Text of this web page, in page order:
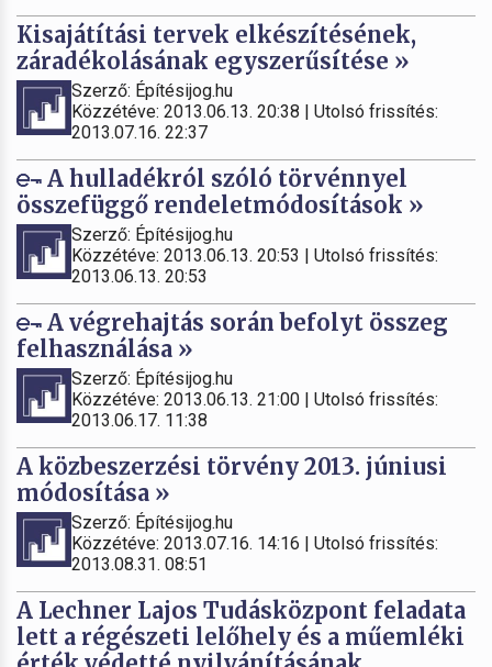
Kisajátítási tervek elkészítésének,
záradékolásának egyszerűsítése »
Szerző: Építésijog.hu
Közzétéve: 2013.06.13. 20:38 | Utolsó frissítés:
2013.07.16. 22:37
A hulladékról szóló törvénnyel
összefüggő rendeletmódosítások »
Szerző: Építésijog.hu
Közzétéve: 2013.06.13. 20:53 | Utolsó frissítés:
2013.06.13. 20:53
A végrehajtás során befolyt összeg
felhasználása »
Szerző: Építésijog.hu
Közzétéve: 2013.06.13. 21:00 | Utolsó frissítés:
2013.06.17. 11:38
A közbeszerzési törvény 2013. júniusi
módosítása »
Szerző: Építésijog.hu
Közzétéve: 2013.07.16. 14:16 | Utolsó frissítés:
2013.08.31. 08:51
A Lechner Lajos Tudásközpont feladata
lett a régészeti lelőhely és a műemléki